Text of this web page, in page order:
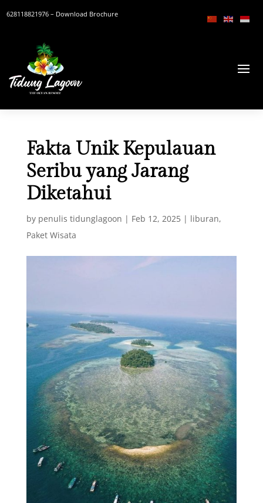
628118821976 – Download Brochure
Fakta Unik Kepulauan
Seribu yang Jarang
Diketahui
by penulis tidunglagoon | Feb 12, 2025| liburan,
Paket Wisata